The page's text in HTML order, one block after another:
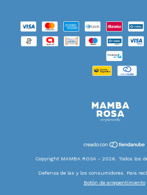
Copyright MAMBA ROSA - 2026. Todos los
Defensa de las y los consumidores. Para
Botón de arrepentimiento